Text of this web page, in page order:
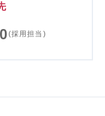
(採用担当)